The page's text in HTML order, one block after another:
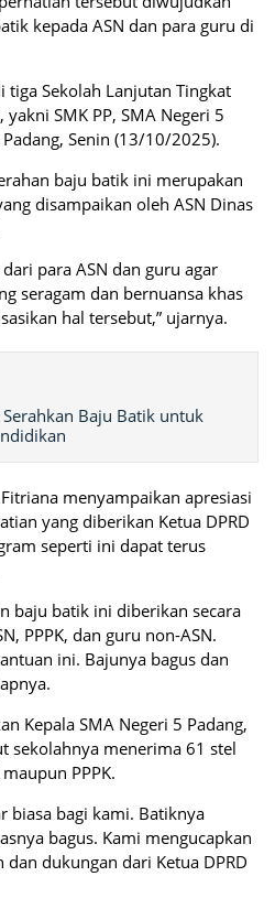
kepada ASN dan para guru di
tiga Sekolah Lanjutan Tingkat
yakni SMK PP, SMA Negeri 5
Senin (13/10/2025).
baju batik ini merupakan
disampaikan oleh ASN Dinas
para ASN dan guru agar
seragam dan bernuansa khas
hal tersebut,” ujarnya.
Serahkan Baju Batik untuk
menyampaikan apresiasi
yang diberikan Ketua DPRD
seperti ini dapat terus
baju batik ini diberikan secara
PPPK, dan guru non-ASN.
ini. Bajunya bagus dan
Kepala SMA Negeri 5 Padang,
sekolahnya menerima 61 stel
PPPK.
biasa bagi kami. Batiknya
bagus. Kami mengucapkan
dukungan dari Ketua DPRD